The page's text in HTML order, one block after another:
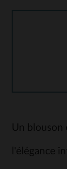
Un blouson
l'élégance